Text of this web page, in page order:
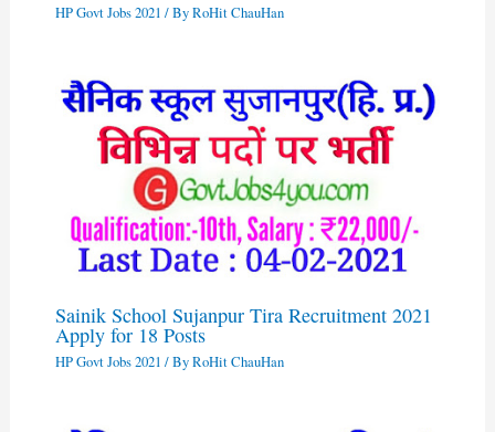
HP Govt Jobs 2021 / ByRoHit ChauHan
Sainik School Sujanpur Tira Recruitment 2021
Apply for 18 Posts
HP Govt Jobs 2021 / ByRoHit ChauHan